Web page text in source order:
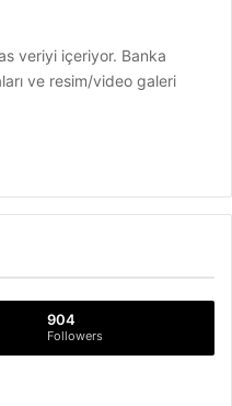
veriyi içeriyor. Banka
ve resim/video galeri
904
Followers